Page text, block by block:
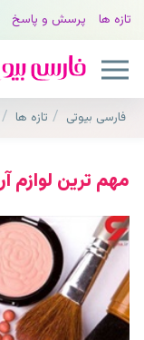
تازه ها پرسش و پاسخ
فارسی بیوتی تازه ها
مهم ترین لوازم